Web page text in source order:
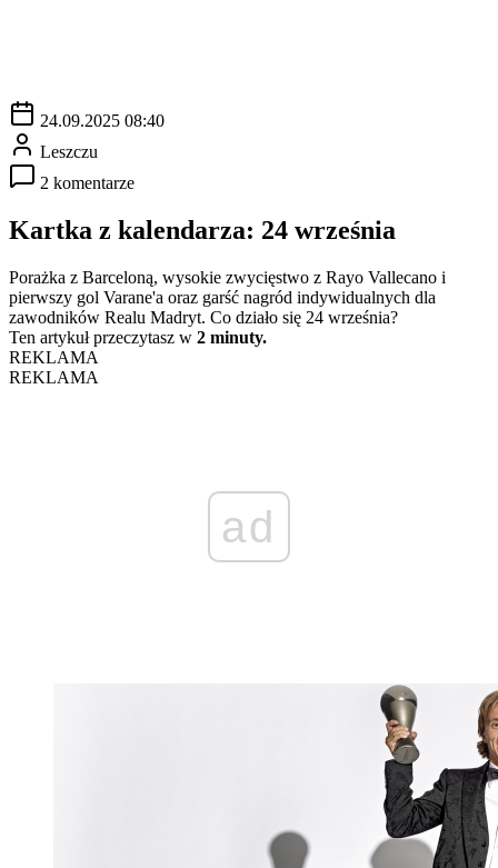
24.09.2025 08:40
Leszczu
2 komentarze
Kartka z kalendarza: 24 września
Porażka z Barceloną, wysokie zwycięstwo z Rayo Vallecano i
pierwszy gol Varane'a oraz garść nagród indywidualnych dla
zawodników Realu Madryt. Co działo się 24 września?
Ten artykuł przeczytasz w 2 minuty.
REKLAMA
REKLAMA
ad